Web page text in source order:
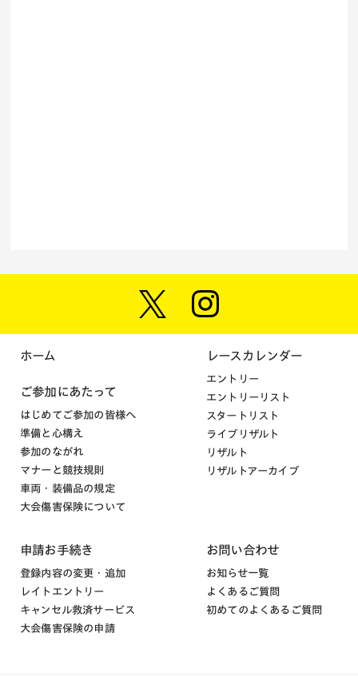
ホーム
ご参加にあたって
はじめてご参加の皆様へ
準備と心構え
参加のながれ
マナーと競技規則
車両・装備品の規定
大会傷害保険について
レースカレンダー
エントリー
エントリーリスト
スタートリスト
ライブリザルト
リザルト
リザルトアーカイブ
申請お手続き
登録内容の変更・追加
レイトエントリー
キャンセル救済サービス
大会傷害保険の申請
お問い合わせ
お知らせ一覧
よくあるご質問
初めてのよくあるご質問